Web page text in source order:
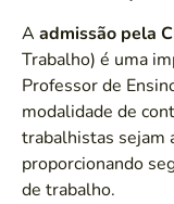
A admissão pela
Trabalho) é uma
Professor de
modalidade de
trabalhistas sejam
proporcionando
de trabalho.